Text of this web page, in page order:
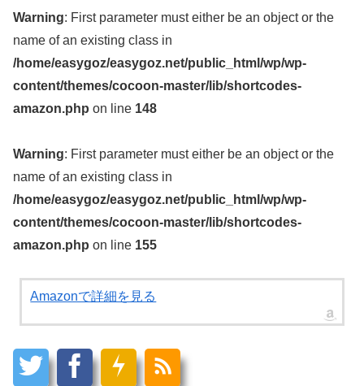
Warning: First parameter must either be an object or the
name of an existing class in
/home/easygoz/easygoz.net/public_html/wp/wp-
content/themes/cocoon-master/lib/shortcodes-
amazon.php on line 148
Warning: First parameter must either be an object or the
name of an existing class in
/home/easygoz/easygoz.net/public_html/wp/wp-
content/themes/cocoon-master/lib/shortcodes-
amazon.php on line 155
Amazonで詳細を見る